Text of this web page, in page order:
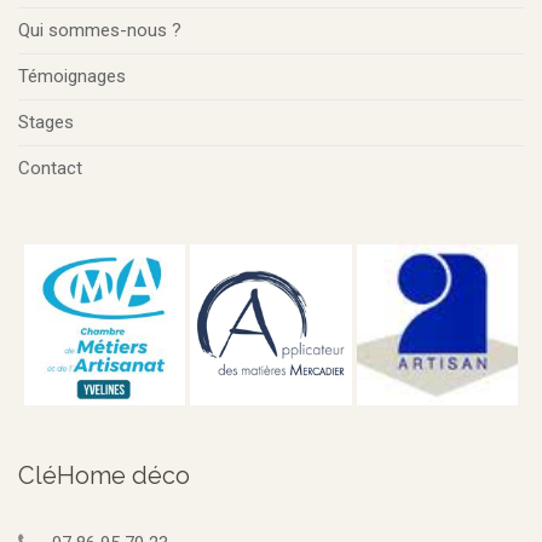
Qui sommes-nous ?
Témoignages
Stages
Contact
CléHome déco